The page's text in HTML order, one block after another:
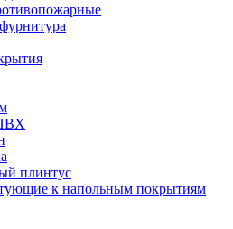
плинтус
к напольным покрытиям